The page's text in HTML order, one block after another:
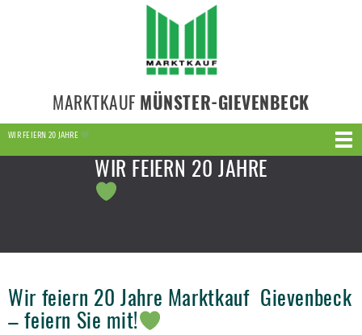
MARKTKAUF MÜNSTER-GIEVENBECK
WIR FEIERN 20 JAHRE
WIR FEIERN 20 JAHRE
Wir feiern 20 Jahre Marktkauf Gievenbeck
– feiern Sie mit!